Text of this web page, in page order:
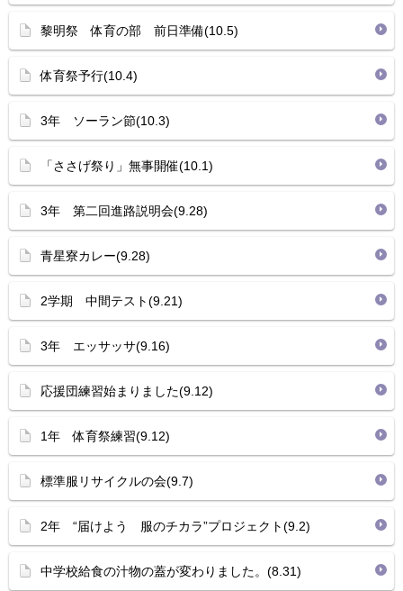
黎明祭 体育の部 前日準備(10.5)
体育祭予行(10.4)
3年 ソーラン節(10.3)
「ささげ祭り」無事開催(10.1)
3年 第二回進路説明会(9.28)
青星寮カレー(9.28)
2学期 中間テスト(9.21)
3年 エッサッサ(9.16)
応援団練習始まりました(9.12)
1年 体育祭練習(9.12)
標準服リサイクルの会(9.7)
2年 “届けよう 服のチカラ”プロジェクト(9.2)
中学校給食の汁物の蓋が変わりました。(8.31)